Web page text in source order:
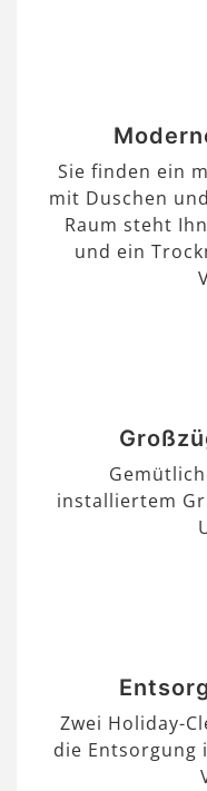
Sie finden ein
mit Duschen
Raum steht
und ein
installiertem
Zwei Holiday-
die Entsorgung